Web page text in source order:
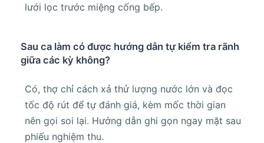
lưới lọc trước miệng cống bếp.
Sau ca làm có được hướng dẫn tự kiểm tra rãnh
giữa các kỳ không?
Có, thợ chỉ cách xả thử lượng nước lớn và đọc
tốc độ rút để tự đánh giá, kèm mốc thời gian
nên gọi soi lại. Hướng dẫn ghi gọn ngay mặt sau
phiếu nghiệm thu.